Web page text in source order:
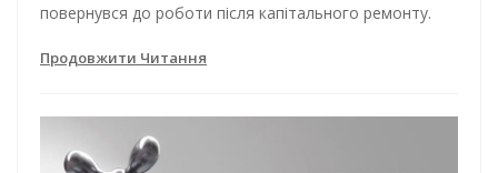
повернувся до роботи після капітального ремонту.
Продовжити Читання